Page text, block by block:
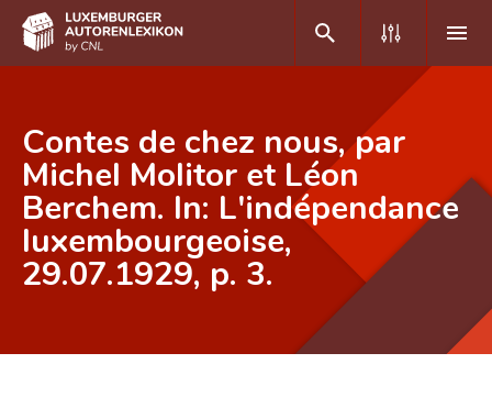
DE FR
Home
Autor(inn)en A-Z
Erweiterte Suche
Contes de chez nous, par
Michel Molitor et Léon
Berchem. In: L'indépendance
luxembourgeoise,
29.07.1929, p. 3.